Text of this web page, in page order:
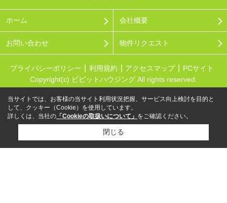
ホーム 会社概要
お問い合わせ 物件リクエスト
プライバシーポリシー 利用規約 アクセスマップ
PCサイト
Copyright(c) ビビットハウジング All rights reserved.
当サイトでは、お客様の当サイト利用状況把握、サービス向上検討を目的と
して、クッキー（Cookie）を使用しています。
詳しくは、当社の 「Cookieの取扱いについて」 をご確認ください。
閉じる